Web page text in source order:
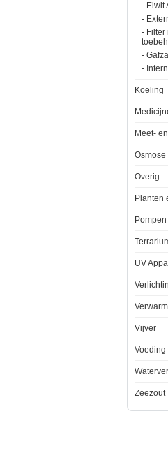
- Eiwit
-
- Filter
-
-
Koeling
Meet-
Osmose
Overig
Planten
Pompen
UV
Vijver
Voeding
Zeezout